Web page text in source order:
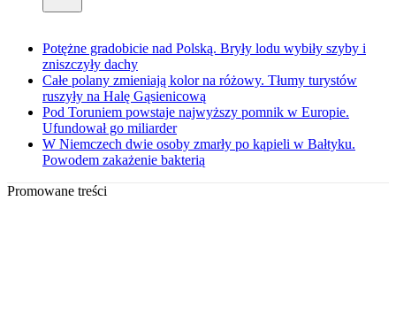
Potężne gradobicie nad Polską. Bryły lodu wybiły szyby i
zniszczyły dachy
Całe polany zmieniają kolor na różowy. Tłumy turystów
ruszyły na Halę Gąsienicową
Pod Toruniem powstaje najwyższy pomnik w Europie.
Ufundował go miliarder
W Niemczech dwie osoby zmarły po kąpieli w Bałtyku.
Powodem zakażenie bakterią
Promowane treści